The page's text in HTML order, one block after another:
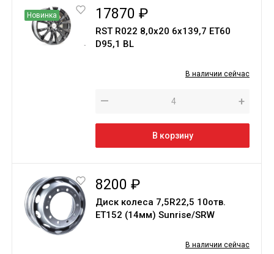
Новинка 17870 ₽
RST R022 8,0x20 6x139,7 ET60
D95,1 BL
В наличии сейчас
— +
В корзину
8200 ₽
Диск колеса 7,5R22,5 10отв.
ET152 (14мм) Sunrise/SRW
В наличии сейчас